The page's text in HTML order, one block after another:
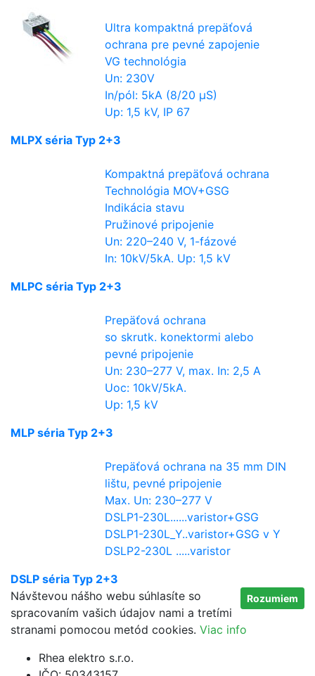
Ultra kompaktná prepäťová
ochrana pre pevné zapojenie
VG technológia
Un: 230V
In/pól: 5kA (8/20 µS)
Up: 1,5 kV, IP 67
MLPX séria Typ 2+3
Kompaktná prepäťová ochrana
Technológia MOV+GSG
Indikácia stavu
Pružinové pripojenie
Un: 220–240 V, 1-fázové
In: 10kV/5kA. Up: 1,5 kV
MLPC séria Typ 2+3
Prepäťová ochrana
so skrutk. konektormi alebo
pevné pripojenie
Un: 230–277 V, max. In: 2,5 A
Uoc: 10kV/5kA.
Up: 1,5 kV
MLP séria Typ 2+3
Prepäťová ochrana na 35 mm DIN
lištu, pevné pripojenie
Max. Un: 230–277 V
DSLP1-230L......varistor+GSG
DSLP1-230L_Y..varistor+GSG v Y
DSLP2-230L .....varistor
DSLP séria Typ 2+3
Rozumiem
Návštevou nášho webu súhlasíte so
spracovaním vašich údajov nami a tretími
stranami pomocou metód cookies. Viac info
Rhea elektro s.r.o.